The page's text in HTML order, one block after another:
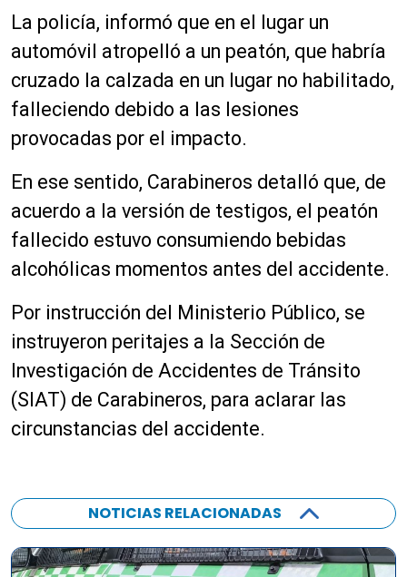
La policía, informó que en el lugar un
automóvil atropelló a un peatón, que habría
cruzado la calzada en un lugar no habilitado,
falleciendo debido a las lesiones
provocadas por el impacto.
En ese sentido, Carabineros detalló que, de
acuerdo a la versión de testigos, el peatón
fallecido estuvo consumiendo bebidas
alcohólicas momentos antes del accidente.
Por instrucción del Ministerio Público, se
instruyeron peritajes a la Sección de
Investigación de Accidentes de Tránsito
(SIAT) de Carabineros, para aclarar las
circunstancias del accidente.
NOTICIAS RELACIONADAS